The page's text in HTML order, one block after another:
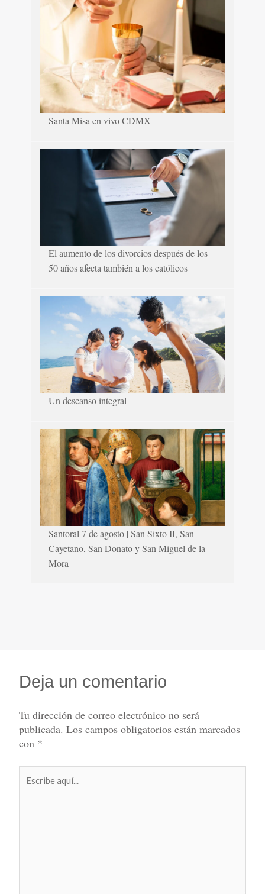
Santa Misa en vivo CDMX
El aumento de los divorcios después de los
50 años afecta también a los católicos
Un descanso integral
Santoral 7 de agosto | San Sixto II, San
Cayetano, San Donato y San Miguel de la
Mora
Deja un comentario
Tu dirección de correo electrónico no será
publicada. Los campos obligatorios están marcados
con *
aquí...